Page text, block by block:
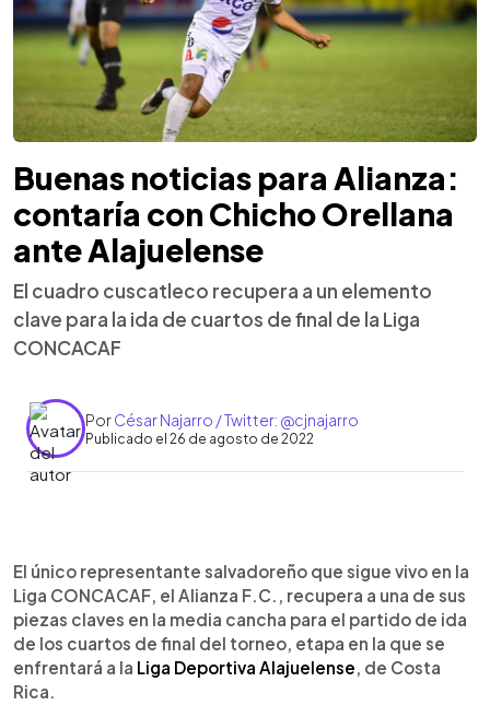
Buenas noticias para Alianza:
contaría con Chicho Orellana
ante Alajuelense
El cuadro cuscatleco recupera a un elemento
clave para la ida de cuartos de final de la Liga
CONCACAF
PorCésar Najarro / Twitter: @cjnajarro
Publicado el 26 de agosto de 2022
Escuchar artículo
El único representante salvadoreño que sigue vivo en la
Liga CONCACAF, el Alianza F.C., recupera a una de sus
piezas claves en la media cancha para el partido de ida
de los cuartos de final del torneo, etapa en la que se
enfrentará a la Liga Deportiva Alajuelense, de Costa
Rica.